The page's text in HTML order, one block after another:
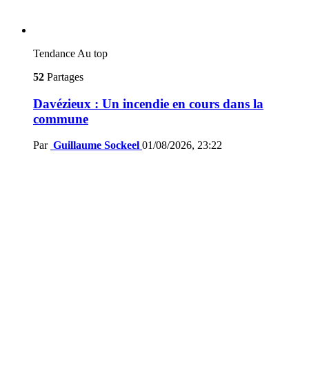
Tendance Au top
52 Partages
Davézieux : Un incendie en cours dans la
commune
Par Guillaume Sockeel 01/08/2026, 23:22